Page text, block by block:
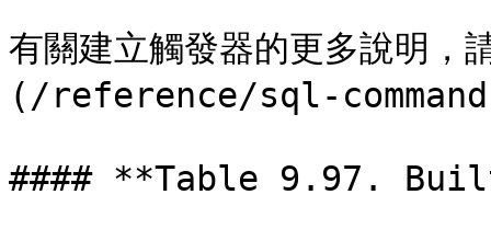
有關建立觸發器的更多說明，
(/reference/sql-
#### **Table 9.97.